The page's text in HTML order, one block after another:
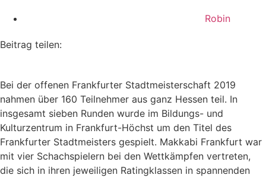
Robin
Beitrag teilen:
Bei der offenen Frankfurter Stadtmeisterschaft 2019
nahmen über 160 Teilnehmer aus ganz Hessen teil. In
insgesamt sieben Runden wurde im Bildungs- und
Kulturzentrum in Frankfurt-Höchst um den Titel des
Frankfurter Stadtmeisters gespielt. Makkabi Frankfurt war
mit vier Schachspielern bei den Wettkämpfen vertreten,
die sich in ihren jeweiligen Ratingklassen in spannenden